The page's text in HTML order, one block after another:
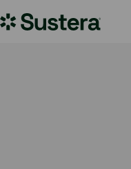
till
Sustera